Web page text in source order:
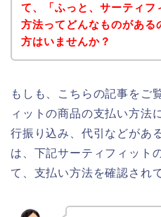
て、「ふっと、サーティフ
方法ってどんなものがある
方はいませんか？
もしも、こちらの記事をご
ィットの商品の支払い方法
行振り込み、代引などがあ
は、下記サーティフィット
て、支払い方法を確認され